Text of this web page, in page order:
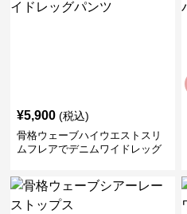
¥5,900 (税込)
骨格ウェーブハイウエストスリ
ムフレアでデニムワイドレッグ